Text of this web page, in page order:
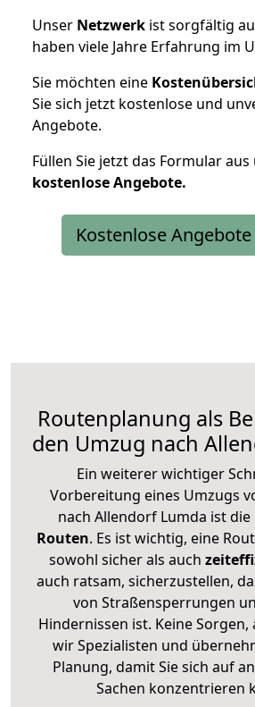
Unser Netzwerk ist sorgfältig
haben viele Jahre Erfahrung im
Sie möchten eine
Sie sich jetzt kostenlose und
Angebote.
Füllen Sie jetzt das Formular
kostenloseAngebote.
Kostenlose
Routenplanung als
den Umzug nach
Ein weiterer wichtiger
Vorbereitung eines Umzugs
nach Allendorf Lumda ist die
Routen. Es ist wichtig, eine
sowohl sicher als auch
auch ratsam, sicherzustellen,
von Straßensperrungen
Hindernissen ist. Keine
wir Spezialisten und
Planung, damit Sie sich auf
Sachen konzentrieren